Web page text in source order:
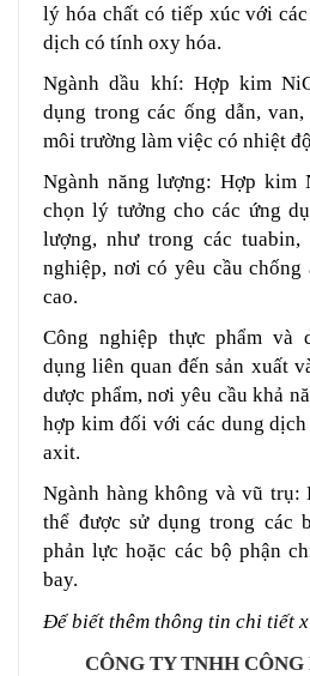
lý hóa chất có tiếp xúc với
dịch có tính oxy hóa.
Ngành dầu khí: Hợp kim
dụng trong các ống dẫn,
môi trường làm việc có nhiệt
Ngành năng lượng: Hợp kim
chọn lý tưởng cho các ứng
lượng, như trong các
nghiệp, nơi có yêu cầu
cao.
Công nghiệp thực phẩm và
dụng liên quan đến sản xuất
dược phẩm, nơi yêu cầu khả
hợp kim đối với các dung
axit.
Ngành hàng không và vũ trụ:
thể được sử dụng trong các
phản lực hoặc các bộ phận
bay.
Để biết thêm thông tin chi tiết
CÔNG TY TNHH